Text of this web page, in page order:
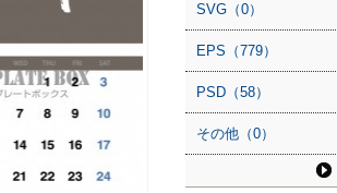
SVG（0）
EPS（779）
PSD（58）
その他（0）